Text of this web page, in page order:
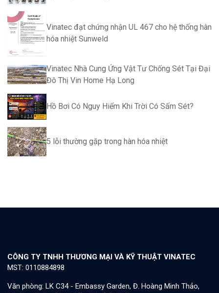
Vinatec đạt chứng nhận UL 467 cho hệ thống hàn
hóa nhiệt Sunweld
Vinatec Nhà Cung Ứng Vật Tư Chống Sét Tại Đại
Đô Thị Vin Home Hạ Long
Hồ Bơi Có Nguy Hiểm Khi Trời Có Sấm Sét?
5 lỗi thường gặp trong hàn hóa nhiệt
CÔNG TY TNHH THƯƠNG MẠI VÀ KỸ THUẬT VINATEC
MST: 0110884898
Văn phòng: LK C34 - Embassy Garden, Đ. Hoàng Minh Thảo,